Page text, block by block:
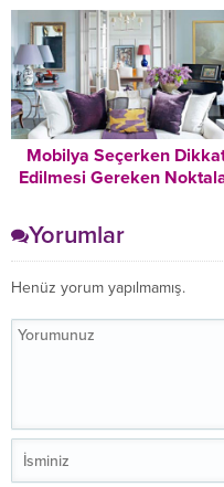
Mobilya Seçerken
Edilmesi Gereken
Yorumlar
Henüz yorum yapılmamış.